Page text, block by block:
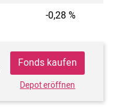
-0,28 %
Fonds kaufen
Depot eröffnen